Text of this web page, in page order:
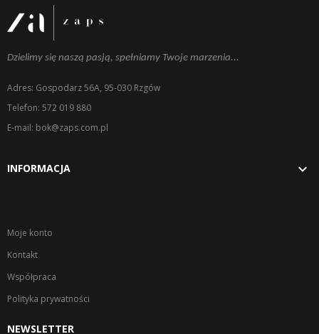
Dzielimy się naszą pasją, spełniamy Twoje marzenia...
Adres: Gospodarz 56A, 95-030 Rzgów
Telefon: 572 019 880
E-mail: bok@zaps.com.pl
INFORMACJA 
Moje konto
Kontakt
Współpraca
Polityka prywatności
NEWSLETTER